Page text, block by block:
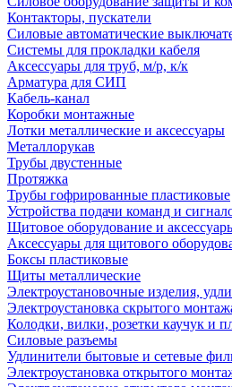
Контакторы, пускатели
Силовые автоматические
Системы для прокладки кабеля
Аксессуары для труб, м/р, к/к
Арматура для СИП
Кабель-канал
Коробки монтажные
Лотки металлические и аксессуары
Металлорукав
Трубы двустенные
Протяжка
Трубы гофрированные пластиковые
Устройства подачи команд и
Щитовое оборудование и
Аксессуары для щитового
Боксы пластиковые
Щиты металлические
Электроустановочные изделия,
Электроустановка скрытого
Колодки, вилки, розетки каучук и
Силовые разъемы
Удлинители бытовые и сетевые
Электроустановка открытого